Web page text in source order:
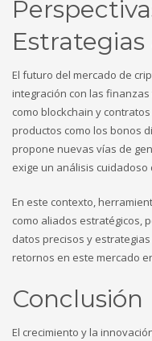
El futuro del mercado de
integración con las
como blockchain y
productos como los bonos
propone nuevas vías de
exige un análisis
En este contexto,
como aliados estratégicos,
datos precisos y
retornos en este mercado
Conclusión
El crecimiento y la